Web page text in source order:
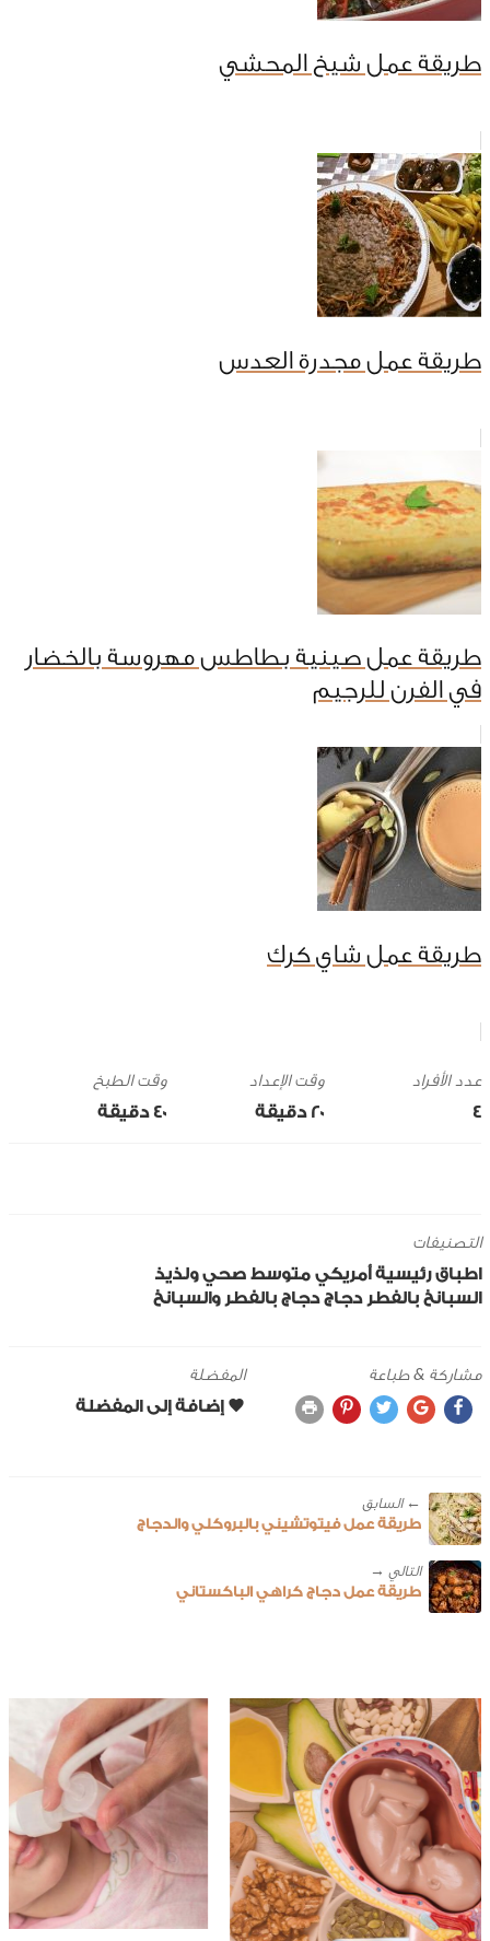
طريقة عمل شيخ المحشي
طريقة عمل مجدرة العدس
طريقة عمل صينية بطاطس مهروسة بالخضار
في الفرن للرجيم
طريقة عمل شاي كرك
4
وقت الإعداد
20 ‎دقيقة
وقت الطبخ
40 ‎دقيقة
التصنيفات
اطباق رئيسية أمريكي متوسط صحي ولذيذ
السبانخ بالفطر دجاج دجاج بالفطر والسبانخ
مشاركة & طباعة المفضلة
← ‎السابق
طريقة عمل فيتوتشيني بالبروكلي والدجاج
طريقة عمل دجاج كراهي الباكستاني